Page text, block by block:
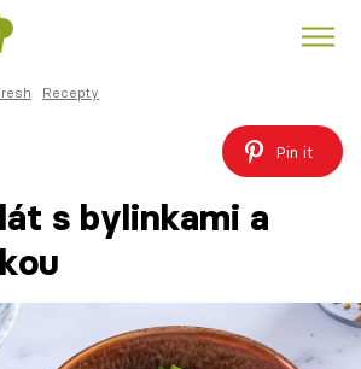
Recepty
Pin it
s bylinkami a